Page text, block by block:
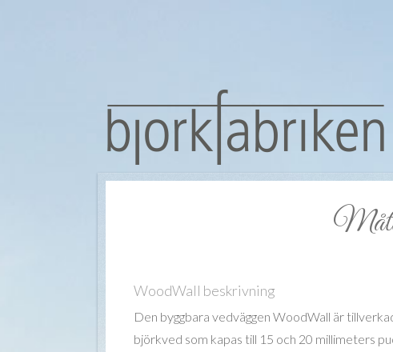
Mått
WoodWall beskrivning
Den byggbara vedväggen WoodWall är
björkved som kapas till 15 och 20 millimeters